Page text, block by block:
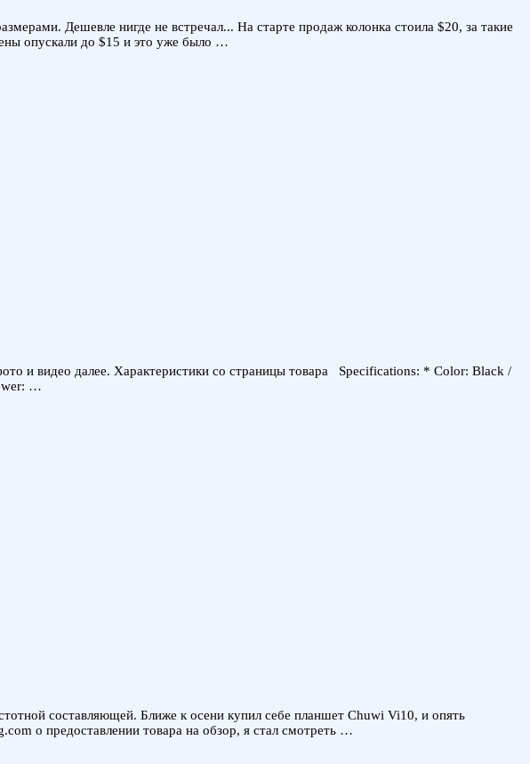
Дешевле нигде не встречал... На старте продаж колонка стоила $20, за такие
опускали до $15 и это уже было …
и видео далее. Характеристики со страницы товара Specifications: * Color: Black /
…
составляющей. Ближе к осени купил себе планшет Chuwi Vi10, и опять
о предоставлении товара на обзор, я стал смотреть …